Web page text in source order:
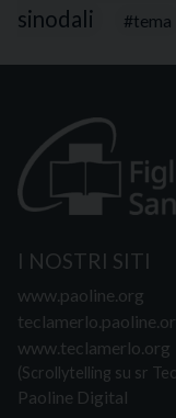
sinodali
tema
I NOSTRI SITI
www.paoline.org
www.teclamerlo.org
(Scrollytelling su sr
Paoline Digital